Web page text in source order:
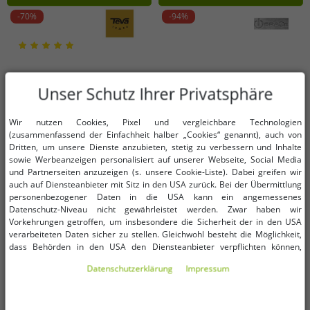
-70%
Verfügbare Größen
-94%
Verfügbare Größen
Unser Schutz Ihrer Privatsphäre
Wir nutzen Cookies, Pixel und vergleichbare Technologien
(zusammenfassend der Einfachheit halber „Cookies“ genannt), auch von
Dritten, um unsere Dienste anzubieten, stetig zu verbessern und Inhalte
sowie Werbeanzeigen personalisiert auf unserer Webseite, Social Media
und Partnerseiten anzuzeigen (s. unsere Cookie-Liste). Dabei greifen wir
auch auf Diensteanbieter mit Sitz in den USA zurück. Bei der Übermittlung
personenbezogener Daten in die USA kann ein angemessenes
Datenschutz-Niveau nicht gewährleistet werden. Zwar haben wir
Vorkehrungen getroffen, um insbesondere die Sicherheit der in den USA
verarbeiteten Daten sicher zu stellen. Gleichwohl besteht die Möglichkeit,
dass Behörden in den USA den Diensteanbieter verpflichten können,
im Einzelfall auf Basis entsprechender US-Gesetzgebung, ein wirksamer
Daten­schutz­erklärung Impressum